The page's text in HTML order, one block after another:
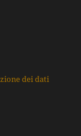
dei dati